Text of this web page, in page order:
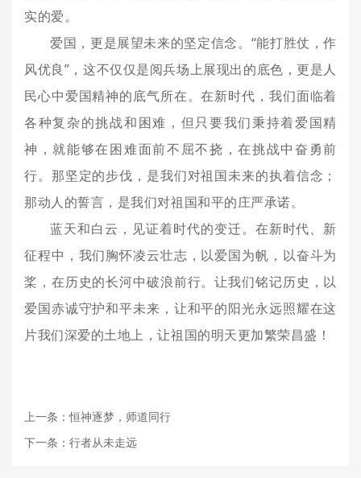
实的爱。
爱国，更是展望未来的坚定信念。“能打胜仗，作
风优良”，这不仅仅是阅兵场上展现出的底色，更是人
民心中爱国精神的底气所在。在新时代，我们面临着
各种复杂的挑战和困难，但只要我们秉持着爱国精
神，就能够在困难面前不屈不挠，在挑战中奋勇前
行。那坚定的步伐，是我们对祖国未来的执着信念；
那动人的誓言，是我们对祖国和平的庄严承诺。
蓝天和白云，见证着时代的变迁。在新时代、新
征程中，我们胸怀凌云壮志，以爱国为帆，以奋斗为
桨，在历史的长河中破浪前行。让我们铭记历史，以
爱国赤诚守护和平未来，让和平的阳光永远照耀在这
片我们深爱的土地上，让祖国的明天更加繁荣昌盛！
上一条：恒神逐梦，师道同行
下一条：行者从未走远